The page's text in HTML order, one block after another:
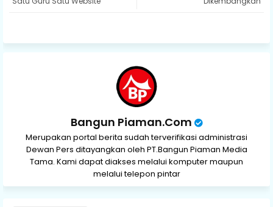
Bangun Piaman.Com
Merupakan portal berita sudah terverifikasi administrasi
Dewan Pers ditayangkan oleh PT.Bangun Piaman Media
Tama. Kami dapat diakses melalui komputer maupun
melalui telepon pintar